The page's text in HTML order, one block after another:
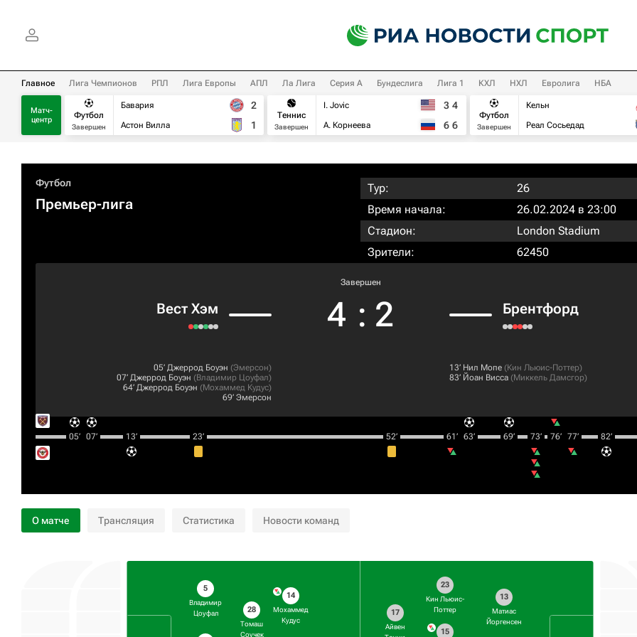
Главное Лига Чемпионов РПЛ Лига Европы АПЛ Ла Лига Серия А Бундеслига Лига 1 КХЛ НХЛ Евролига НБА
Матч-
центр
Футбол
Завершен
Бавария
Астон Вилла
2
1
Теннис
Завершен
I. Jovic
А. Корнеева
3 4
6 6
Футбол
Завершен
Кельн
Реал Сосьедад
Футбол
Премьер-лига
Тур:
26
Время начала:
26.02.2024 в 23:00
Стадион:
London Stadium
Зрители:
62450
Вест Хэм
Завершен
4 : 2 Брентфорд
05‎’‎ Джеррод Боуэн (Эмерсон)
07‎’‎ Джеррод Боуэн (Владимир Цоуфал)
64‎’‎ Джеррод Боуэн (Мохаммед Кудус)
69‎’‎ Эмерсон
13‎’‎ Нил Мопе (Кин Льюис-Поттер)
83‎’‎ Йоан Висса (Миккель Дамсгор)
05‎’‎ 07‎’‎ 13‎’‎ 23‎’‎ 52‎’‎ 61‎’‎ 63‎’‎ 69‎’‎ 73‎’‎ 76‎’‎ 77‎’‎ 82‎’‎
О матче Трансляция Статистика Новости команд
5
Владимир
Цоуфал
28
Томаш
Соучек
14
Мохаммед
Кудус
13
Матиас
Йоргенсен
23
Кин Льюис-
Поттер
15
17
Айвен